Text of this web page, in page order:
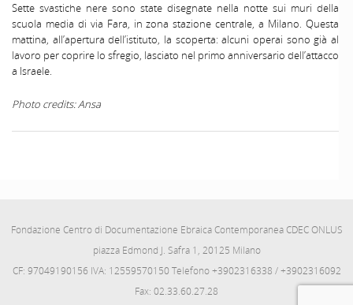
Sette svastiche nere sono state disegnate nella notte sui muri della
scuola media di via Fara, in zona stazione centrale, a Milano. Questa
mattina, all’apertura dell’istituto, la scoperta: alcuni operai sono già al
lavoro per coprire lo sfregio, lasciato nel primo anniversario dell’attacco
a Israele.
Photo credits: Ansa
Fondazione Centro di Documentazione Ebraica Contemporanea CDEC ONLUS
piazza Edmond J. Safra 1, 20125 Milano
CF: 97049190156 IVA: 12559570150 Telefono +3902316338 / +3902316092
Fax: 02.33.60.27.28